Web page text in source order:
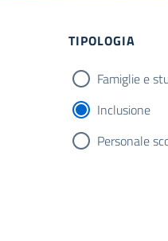
TIPOLOGIA
Famiglie e
Inclusione
Personale